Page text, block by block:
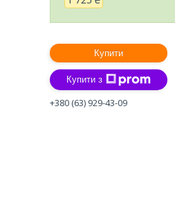
Купити
Купити з
+380 (63) 929-43-09